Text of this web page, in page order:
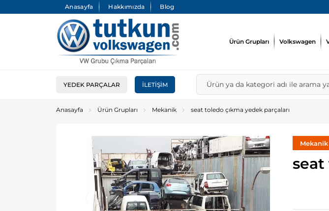
Anasayfa Hakkımızda Blog
Ürün Grupları Volkswagen
YEDEK PARÇALAR İLETIŞIM
Anasayfa Ürün Grupları Mekanik seat toledo çıkma yedek parçaları
Mekanik
seat